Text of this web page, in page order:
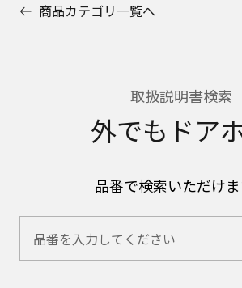
商品カテゴリ一覧へ
取扱説明書検索
外でもドア
品番で検索いただけま